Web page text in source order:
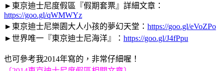
► 東京迪士尼度假區『假期套票』詳細文章：
https://goo.gl/qWMWYz
►東京迪士尼樂園大人小孩的夢幻天堂： https://goo.gl/eVoZPo
►世界唯一『東京迪士尼海洋』： https://goo.gl/J4fPpu
也可參考我2014年寫的，非常仔細喔！